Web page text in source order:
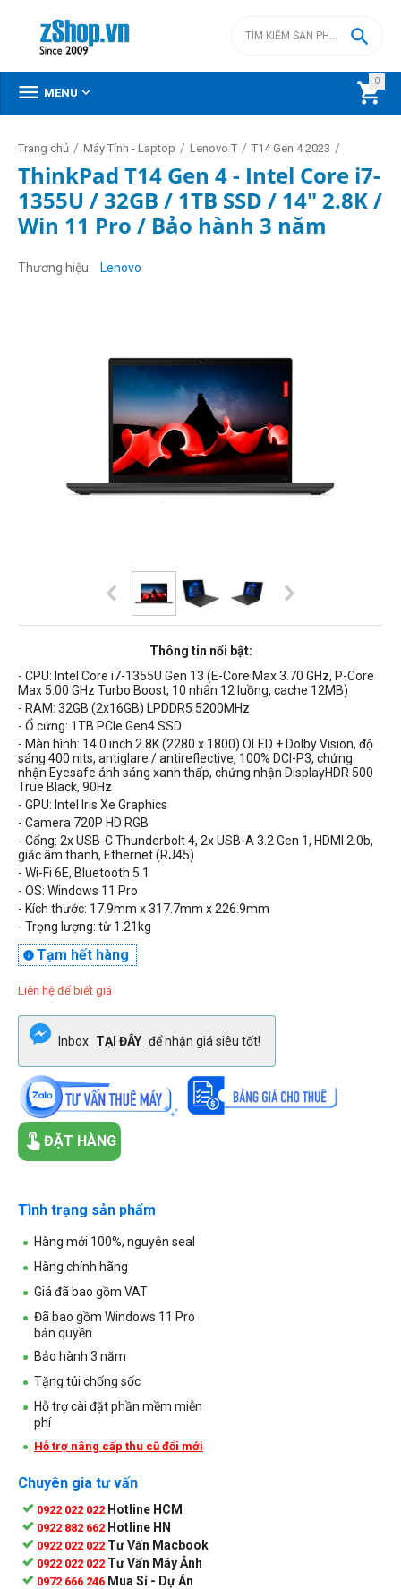
0


 MENU 
Trang chủ / Máy Tính - Laptop / Lenovo T / T14 Gen 4 2023 /
ThinkPad T14 Gen 4 - Intel Core i7-
1355U / 32GB / 1TB SSD / 14" 2.8K /
Win 11 Pro / Bảo hành 3 năm
Thương hiệu Lenovo
Thông tin nổi bật:
- CPU: Intel Core i7-1355U Gen 13 (E-Core Max 3.70 GHz, P-Core
Max 5.00 GHz Turbo Boost, 10 nhân 12 luồng, cache 12MB)
- RAM: 32GB (2x16GB) LPDDR5 5200MHz
- Ổ cứng: 1TB PCIe Gen4SSD
- Màn hình: 14.0 inch 2.8K (2280 x 1800) OLED + Dolby Vision, độ
sáng 400 nits, antiglare / antireflective, 100% DCI-P3, chứng
nhận Eyesafe ánh sáng xanh thấp, chứng nhận DisplayHDR 500
True Black, 90Hz
- GPU: Intel Iris Xe Graphics
- Camera 720P HD RGB
- Cổng: 2x USB-C Thunderbolt 4, 2x USB-A 3.2 Gen 1, HDMI 2.0b,
giắc âm thanh, Ethernet (RJ45)
- Wi-Fi 6E, Bluetooth 5.1
- OS: Windows 11 Pro
- Kích thước: 17.9mm x 317.7mm x 226.9mm
- Trọng lượng: từ 1.21kg
Tạm hết hàng

Liên hệ để biết giá
Inbox TẠI ĐÂY để nhận giá siêu tốt!
ĐẶT HÀNG
Tình trạng sản phẩm
Hàng mới 100%, nguyên seal
Hàng chính hãng
Giá đã bao gồm VAT
Đã bao gồm Windows 11 Pro
bản quyền
Bảo hành 3 năm
Tặng túi chống sốc
Hỗ trợ cài đặt phần mềm miễn
phí
Hỗ trợ nâng cấp thu cũ đổi mới
Chuyên gia tư vấn
0922 022 022 Hotline HCM
0922 882 662 Hotline HN
0922 022 022 Tư Vấn Macbook
0922 022 022 Tư Vấn Máy Ảnh
0972 666 246 Mua Sỉ - Dự Án